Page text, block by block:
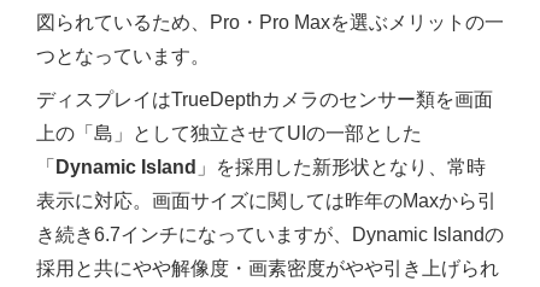
図られているため、Pro・Pro Maxを選ぶメリットの一
つとなっています。
ディスプレイはTrueDepthカメラのセンサー類を画面
上の「島」として独立させてUIの一部とした
「 Dynamic Island 」を採用した新形状となり、常時
表示に対応。画面サイズに関しては昨年のMaxから引
き続き6.7インチになっていますが、Dynamic Islandの
採用と共にやや解像度・画素密度がやや引き上げられ